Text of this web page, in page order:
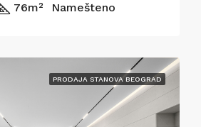
76m² Namešteno
PRODAJA STANOVA BEOGRAD